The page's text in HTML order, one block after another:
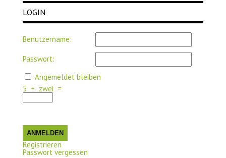
LOGIN
Benutzername:
Passwort:
Angemeldet bleiben
5 + zwei =
ANMELDEN
Registrieren
Passwort vergessen